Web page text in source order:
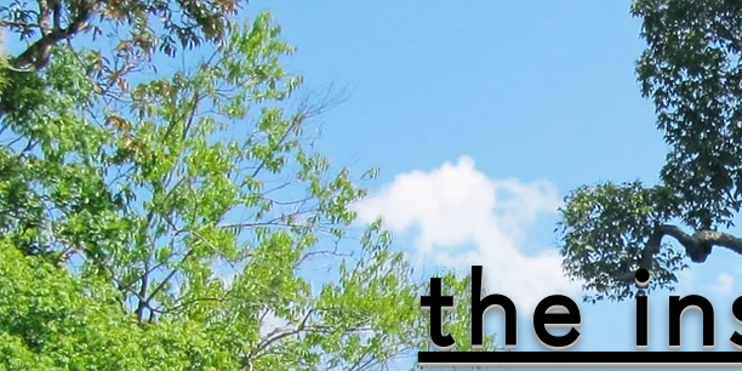
the